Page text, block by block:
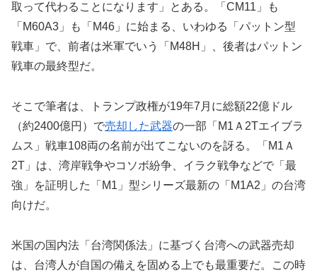
取って代わることになります」とある。「CM11」も
「M60A3」も「M46」に始まる、いわゆる「パットン型
戦車」で、前者は米軍でいう「M48H」、後者はパットン
戦車の最終型だ。
そこで筆者は、トランプ政権が19年7月に総額22億ドル
（約2400億円）で売却した武器の一部「M1Ａ2Tエイブラ
ムス」戦車108両の名前が出てこないのを訝る。「M1Ａ
2T」は、湾岸戦争やコソボ紛争、イラク戦争などで「最
強」を証明した「M1」型シリーズ最新の「M1A2」の台湾
向けだ。
米国の国内法「台湾関係法」に基づく台湾への武器売却
は、台湾人が自国の備えを固める上でも最重要だ。この時